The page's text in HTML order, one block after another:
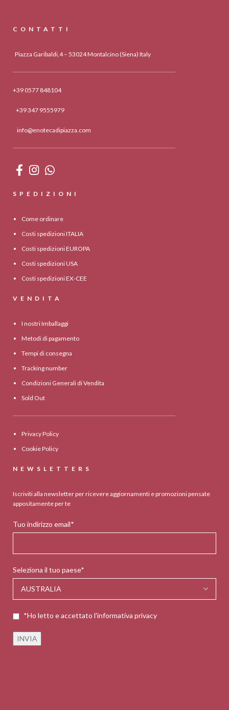
CONTATTI
Piazza Garibaldi,4 – 53024 Montalcino (Siena) Italy
+39 0577 848104
+39 347 9555979
info@enotecadipiazza.com
SPEDIZIONI
Come ordinare
Costi spedizioni ITALIA
Costi spedizioni EUROPA
Costi spedizioni USA
Costi spedizioni EX-CEE
VENDITA
I nostri Imballaggi
Metodi di pagamento
Tempi di consegna
Tracking number
Condizioni Generali di Vendita
Sold Out
Privacy Policy
Cookie Policy
NEWSLETTERS
Iscriviti alla newsletter per ricevere aggiornamenti e promozioni pensate
appositamente per te
Tuo indirizzo email*
Seleziona il tuo paese*
*Ho letto e accettato l'informativa privacy